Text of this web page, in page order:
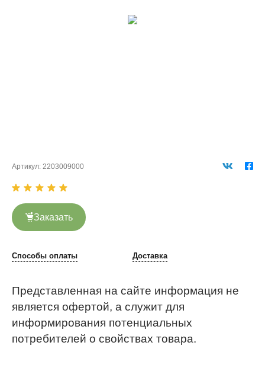
Артикул: 2203009000
Заказать
Способы оплаты Доставка
Представленная на сайте информация не
является офертой, а служит для
информирования потенциальных
потребителей о свойствах товара.